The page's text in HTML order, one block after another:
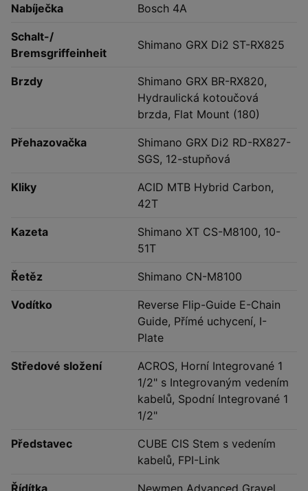
Nabíječka Bosch 4A
Schalt-/
Bremsgriffeinheit
Shimano GRX Di2 ST-RX825
Brzdy
Shimano GRX BR-RX820,
Hydraulická kotoučová
brzda, Flat Mount (180)
Přehazovačka
Shimano GRX Di2 RD-RX827-
SGS, 12-stupňová
Kliky
ACID MTB Hybrid Carbon,
42T
Kazeta
Shimano XT CS-M8100, 10-
51T
Řetěz Shimano CN-M8100
Vodítko
Reverse Flip-Guide E-Chain
Guide, Přímé uchycení, I-
Plate
Středové složení
ACROS, Horní Integrované 1
1/2" s Integrovaným vedením
kabelů, Spodní Integrované 1
1/2"
Představec
CUBE CIS Stem s vedením
kabelů, FPI-Link